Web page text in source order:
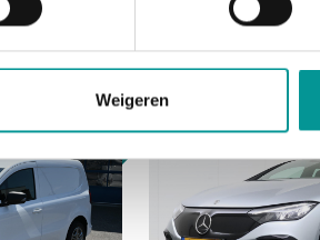
Weigeren
Elektrisch